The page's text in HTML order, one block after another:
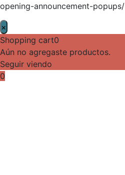
opening-announcement-popups/
×
Shopping cart0
Aún no agregaste productos.
Seguir viendo
0